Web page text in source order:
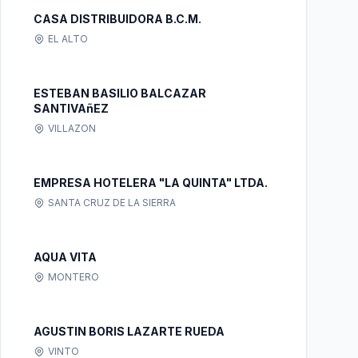
CASA DISTRIBUIDORA B.C.M.
EL ALTO
ESTEBAN BASILIO BALCAZAR
SANTIVAñEZ
VILLAZON
EMPRESA HOTELERA "LA QUINTA" LTDA.
SANTA CRUZ DE LA SIERRA
AQUA VITA
MONTERO
AGUSTIN BORIS LAZARTE RUEDA
VINTO